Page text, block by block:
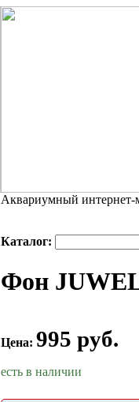
Аквариумный интернет-
Каталог:
Фон
Цена: 995 руб.
есть в наличии